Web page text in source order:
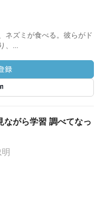
ネズミが食べる。彼らがド
、...
ながら学習 調べてなっ